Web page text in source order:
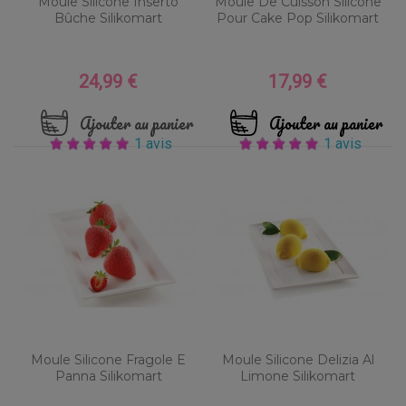
Bûche Silikomart
Prix
24,99 €
Ajouter au panier
1 avis
Pour Cake Pop Silikomart
Prix
17,99 €
Ajouter au panier
1 avis
Moule Silicone Fragole E
Panna Silikomart
Moule Silicone Delizia Al
Limone Silikomart